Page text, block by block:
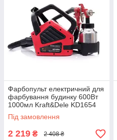
Фарбопульт електричний для
фарбування будинку 600Вт
1000мл Kraft&Dele KD1654
фарбопульт для побілки
Під замовлення
2 219 ₴ 2 408 ₴